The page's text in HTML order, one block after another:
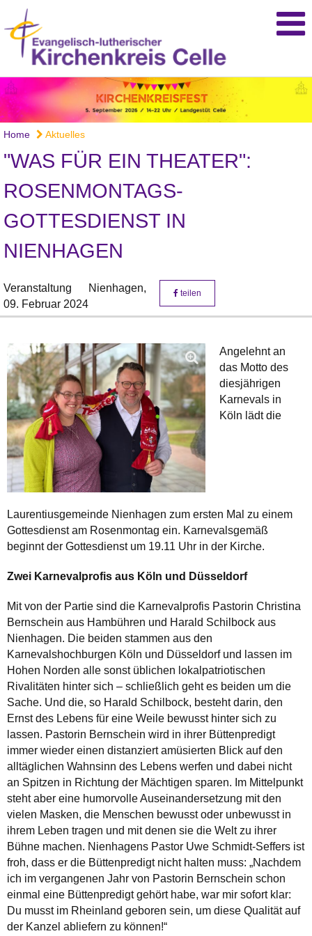
Home Aktuelles
"WAS FÜR EIN THEATER":
ROSENMONTAGS-
GOTTESDIENST IN
NIENHAGEN
Veranstaltung
Nienhagen,
09. Februar 2024
teilen
Angelehnt an
das Motto des
diesjährigen
Karnevals in
Köln lädt die
Laurentiusgemeinde Nienhagen zum ersten Mal zu einem
Gottesdienst am Rosenmontag ein. Karnevalsgemäß
beginnt der Gottesdienst um 19.11 Uhr in der Kirche.
Zwei Karnevalprofis aus Köln und Düsseldorf
Mit von der Partie sind die Karnevalprofis Pastorin Christina
Bernschein aus Hambühren und Harald Schilbock aus
Nienhagen. Die beiden stammen aus den
Karnevalshochburgen Köln und Düsseldorf und lassen im
Hohen Norden alle sonst üblichen lokalpatriotischen
Rivalitäten hinter sich – schließlich geht es beiden um die
Sache. Und die, so Harald Schilbock, besteht darin, den
Ernst des Lebens für eine Weile bewusst hinter sich zu
lassen. Pastorin Bernschein wird in ihrer Büttenpredigt
immer wieder einen distanziert amüsierten Blick auf den
alltäglichen Wahnsinn des Lebens werfen und dabei nicht
an Spitzen in Richtung der Mächtigen sparen. Im Mittelpunkt
steht aber eine humorvolle Auseinandersetzung mit den
vielen Masken, die Menschen bewusst oder unbewusst in
ihrem Leben tragen und mit denen sie die Welt zu ihrer
Bühne machen. Nienhagens Pastor Uwe Schmidt-Seffers ist
froh, dass er die Büttenpredigt nicht halten muss: „Nachdem
ich im vergangenen Jahr von Pastorin Bernschein schon
einmal eine Büttenpredigt gehört habe, war mir sofort klar:
Du musst im Rheinland geboren sein, um diese Qualität auf
der Kanzel abliefern zu können!“